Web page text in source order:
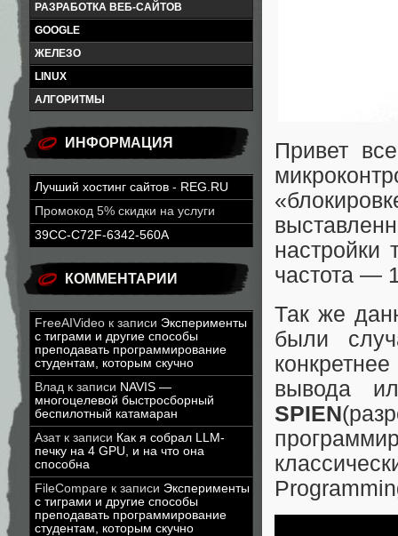
РАЗРАБОТКА ВЕБ-САЙТОВ
GOOGLE
ЖЕЛЕЗО
LINUX
АЛГОРИТМЫ
ИНФОРМАЦИЯ
Лучший хостинг сайтов - REG.RU
Промокод 5% скидки на услуги
39CC-C72F-6342-560A
КОММЕНТАРИИ
FreeAIVideo к записи Эксперименты
с тиграми и другие способы
преподавать программирование
студентам, которым скучно
Влад к записи NAVIS —
многоцелевой быстросборный
беспилотный катамаран
Азатк записи Как я собрал LLM-
печку на 4 GPU, и на что она
способна
FileCompare к записи Эксперименты
с тиграми и другие способы
преподавать программирование
студентам, которым скучно
Привет
настройки
частота —
Так же
были
вывода
SPIEN